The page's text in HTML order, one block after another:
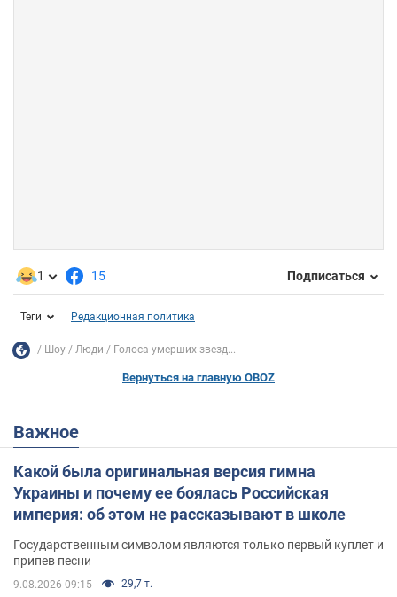
1 15 Подписаться
Теги Редакционная политика
Шоу Люди Голоса умерших звезд...
Вернуться на главную OBOZ
Важное
Какой была оригинальная версия гимна
Украины и почему ее боялась Российская
империя: об этом не рассказывают в школе
Государственным символом являются только первый куплет и
припев песни
9.08.2026 09:15 29,7 т.